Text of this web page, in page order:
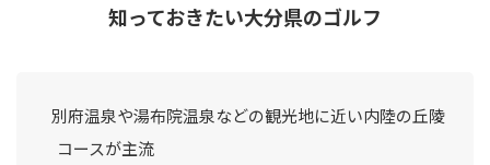
知っておきたい大分県のゴルフ
別府温泉や湯布院温泉などの観光地に近い内陸の丘陵
コースが主流